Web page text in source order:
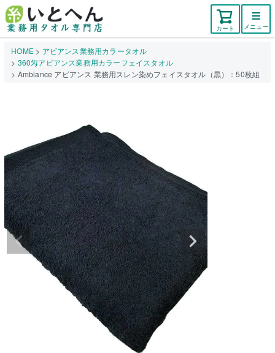
カート メニュー
HOME
アビアンス業務用カラータオル
360匁アビアンス業務用カラーフェイスタオル
Ambiance アビアンス 業務用スレン染めフェイスタオル（黒）：50枚組